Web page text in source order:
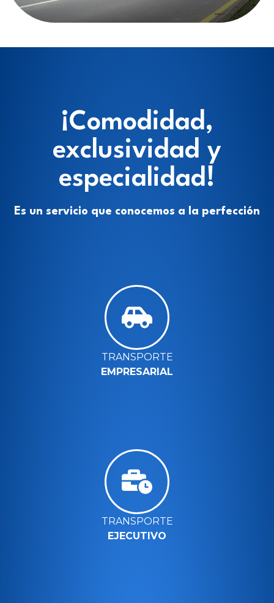
¡Comodidad,
exclusividad y
especialidad!
Es un servicio que conocemos a la perfección
TRANSPORTE
EMPRESARIAL
TRANSPORTE
EJECUTIVO